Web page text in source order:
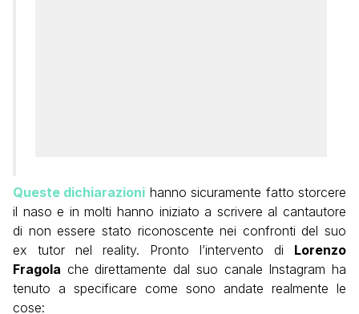
Queste dichiarazioni hanno sicuramente fatto storcere
il naso e in molti hanno iniziato a scrivere al cantautore
di non essere stato riconoscente nei confronti del suo
ex tutor nel reality. Pronto l’intervento di Lorenzo
Fragola che direttamente dal suo canale Instagram ha
tenuto a specificare come sono andate realmente le
cose: